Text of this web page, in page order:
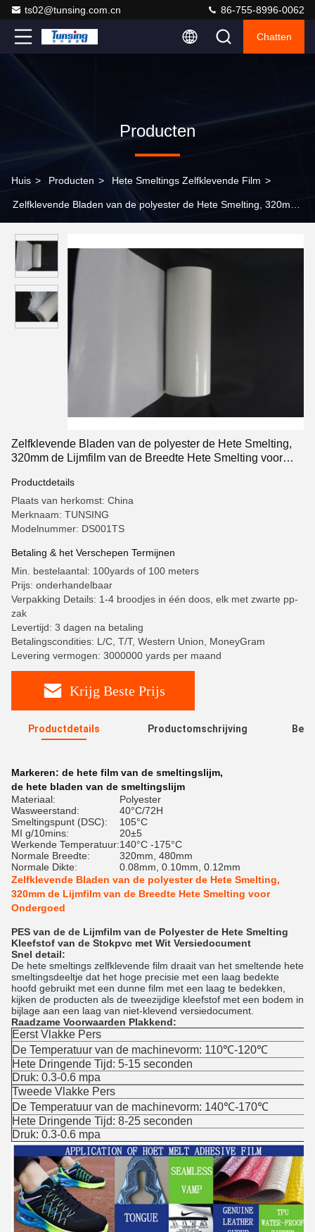
ts02@tunsing.com.cn 86-755-8996-0062
Chatten
Producten
Huis > Producten > Hete Smeltings Zelfklevende Film >
Zelfklevende Bladen van de polyester de Hete Smelting, 320mm
Zelfklevende Bladen van de polyester de Hete Smelting,
320mm de Lijmfilm van de Breedte Hete Smelting voor
Productdetails
Plaats van herkomst: China
Merknaam: TUNSING
Modelnummer: DS001TS
Betaling & het Verschepen Termijnen
Min. bestelaantal: 100yards of 100 meters
Prijs: onderhandelbaar
Verpakking Details: 1-4 broodjes in één doos, elk met zwarte pp-
zak
Levertijd: 3 dagen na betaling
Betalingscondities: L/C, T/T, Western Union, MoneyGram
Levering vermogen: 3000000 yards per maand
Krijg Beste Prijs
Productdetails Productomschrijving
Markeren: de hete film van de smeltingslijm,
de hete bladen van de smeltingslijm
Materiaal:
Polyester
Wasweerstand:
40°C/72H
Smeltingspunt (DSC):
105°C
MI g/10mins:
20±5
Werkende Temperatuur:140°C -175°C
Normale Breedte:
320mm, 480mm
Normale Dikte:
0.08mm, 0.10mm, 0.12mm
Zelfklevende Bladen van de polyester de Hete Smelting,
320mm de Lijmfilm van de Breedte Hete Smelting voor
Ondergoed
PES van de de Lijmfilm van de Polyester de Hete Smelting
Kleefstof van de Stokpvc met Wit Versiedocument
Snel detail:
De hete smeltings zelfklevende film draait van het smeltende hete
smeltingsdeeltje dat het hoge precisie met een laag bedekte
hoofd gebruikt met een dunne film met een laag te bedekken,
kijken de producten als de tweezijdige kleefstof met een bodem in
bijlage aan een laag van niet-klevend versiedocument.
Raadzame Voorwaarden Plakkend:
Eerst Vlakke Pers
De Temperatuur van de machinevorm: 110℃-120℃
Hete Dringende Tijd: 5-15 seconden
Druk: 0.3-0.6 mpa
Tweede Vlakke Pers
De Temperatuur van de machinevorm: 140℃-170℃
Hete Dringende Tijd: 8-25 seconden
Druk: 0.3-0.6 mpa